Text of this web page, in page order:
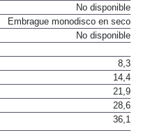
No disponible
Embrague monodisco en seco
No disponible
8,3
14,4
21,9
28,6
36,1